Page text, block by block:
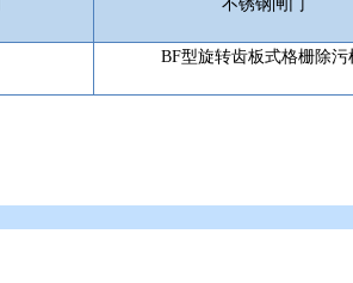
不锈钢闸门
BF型旋转齿板式格栅除污